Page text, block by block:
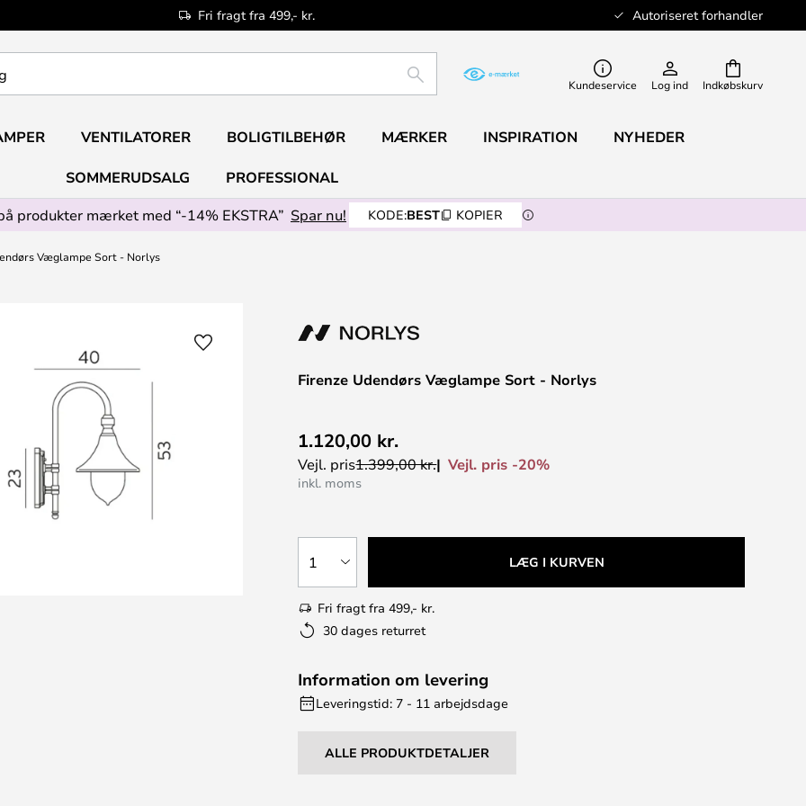
Fri fragt fra 499,- kr. Autoriseret forhandler
Indkøbskurv
SØG Kundeservice Log ind
VENTILATORER BOLIGTILBEHØR MÆRKER INSPIRATION NYHEDER
SOMMERUDSALG
PROFESSIONAL
produkter mærket med “-14% EKSTRA” Spar nu! KODE:BEST KOPIER
Væglampe Sort - Norlys
Firenze Udendørs Væglampe Sort - Norlys
1.120,00 kr.
Vejl. pris1.399,00 kr. Vejl. pris -20%
inkl. moms
1 LÆG I KURVEN
Fri fragt fra 499,- kr.
30 dages returret
Information om levering
Leveringstid: 7 - 11 arbejdsdage
ALLE PRODUKTDETALJER